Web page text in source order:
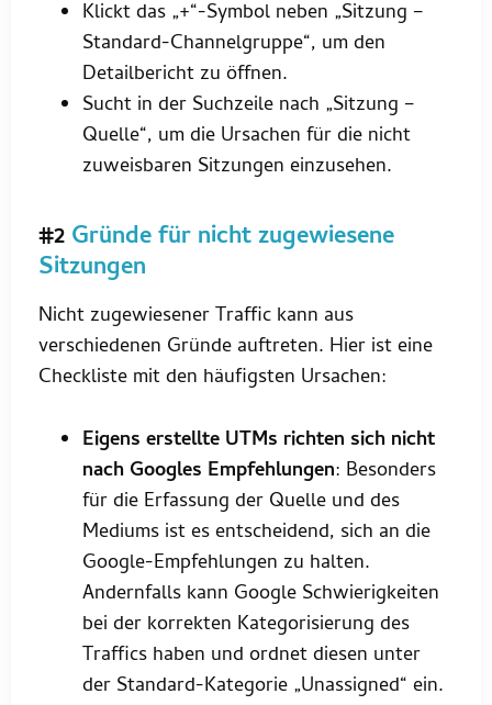
Klickt das „+“-Symbol neben „Sitzung –
Standard-Channelgruppe“, um den
Detailbericht zu öffnen.
Sucht in der Suchzeile nach „Sitzung –
Quelle“, um die Ursachen für die nicht
zuweisbaren Sitzungen einzusehen.
#2Gründe für nicht zugewiesene
Sitzungen
Nicht zugewiesener Traffic kann aus
verschiedenen Gründe auftreten. Hier ist eine
Checkliste mit den häufigsten Ursachen:
Eigens erstellte UTMs richten sich nicht
nach Googles Empfehlungen: Besonders
für die Erfassung der Quelle und des
Mediums ist es entscheidend, sich an die
Google-Empfehlungen zu halten.
Andernfalls kann Google Schwierigkeiten
bei der korrekten Kategorisierung des
Traffics haben und ordnet diesen unter
der Standard-Kategorie „Unassigned“ ein.